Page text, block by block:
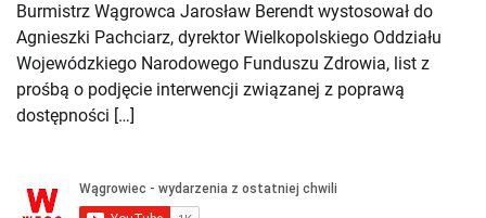
Burmistrz Wągrowca Jarosław Berendt wystosował do
Agnieszki Pachciarz, dyrektor Wielkopolskiego Oddziału
Wojewódzkiego Narodowego Funduszu Zdrowia, list z
prośbą o podjęcie interwencji związanej z poprawą
dostępności […]